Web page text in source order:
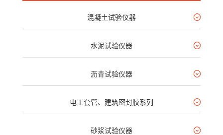
混凝土试验仪器
水泥试验仪器
沥青试验仪器
电工套管、建筑密封胶系列
砂浆试验仪器